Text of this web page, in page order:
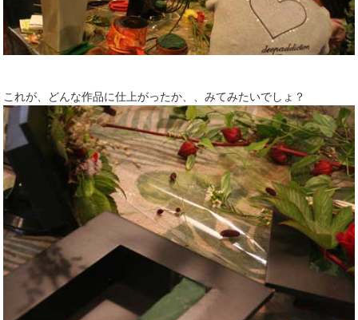
これが、どんな作品に仕上がったか、、みてみたいでしょ？